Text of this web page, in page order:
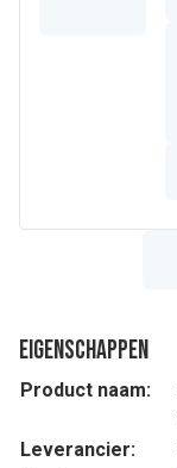
Eigenschappen
Product naam:
Leverancier: